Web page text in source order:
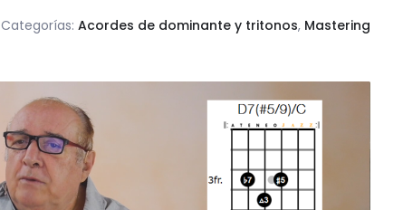
Categorías:Acordes de dominante y tritonos, Mastering